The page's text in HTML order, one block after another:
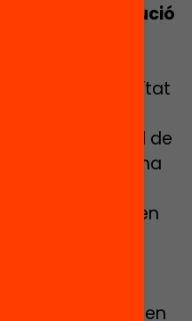
la seva distribució
de la gratuïtat
del mòdul de
ha
gratuïta en
permetre
dels
concertats rebien